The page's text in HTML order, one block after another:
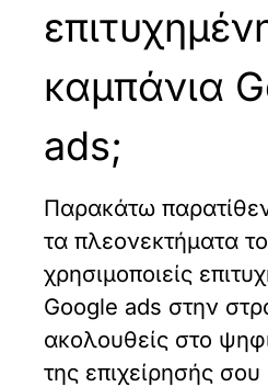
καμπάνια
ads;
Παρακάτω
τα πλεονεκτήματα
χρησιμοποιείς
Google ads στην
ακολουθείς στο
της επιχείρησής σου